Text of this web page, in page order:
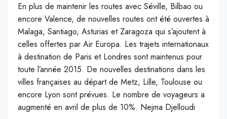
En plus de maintenir les routes avec Séville, Bilbao ou
encore Valence, de nouvelles routes ont été ouvertes à
Malaga, Santiago, Asturias et Zaragoza qui s’ajoutent à
celles offertes par Air Europa. Les trajets internationaux
à destination de Paris et Londres sont maintenus pour
toute l’année 2015. De nouvelles destinations dans les
villes françaises au départ de Metz, Lille, Toulouse ou
encore Lyon sont prévues. Le nombre de voyageurs a
augmenté en avril de plus de 10%. Nejma Djelloudi